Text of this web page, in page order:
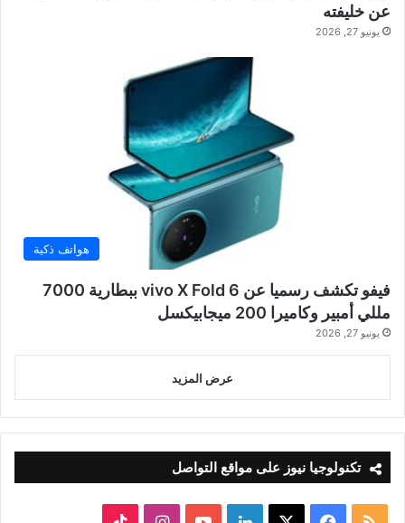
عن خليفته
يونيو 27, 2026
هواتف ذكية
فيفو تكشف رسميا عن vivo X Fold 6 ببطارية 7000
مللي أمبير وكاميرا 200 ميجابيكسل
يونيو 27, 2026
عرض المزيد
تكنولوجيا نيوز على مواقع التواصل